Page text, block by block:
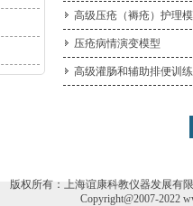
高级压疮（褥疮）护理
压疮病情演变模型
高级灌肠和辅助排便训
版权所有：上海谊康科教仪器发展有限
Copyright@2007-2022